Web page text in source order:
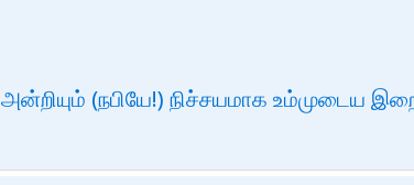
அன்றியும் (நபியே!) நிச்சயமாக உம்முடைய